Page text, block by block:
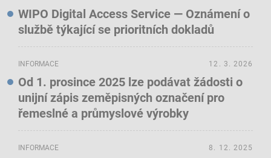
WIPO Digital Access Service — Oznámení o
službě týkající se prioritních dokladů
INFORMACE
Od 1. prosince 2025 lze podávat žádosti o
unijní zápis zeměpisných označení pro
řemeslné a průmyslové výrobky
12. 3. 2026
INFORMACE 8. 12. 2025